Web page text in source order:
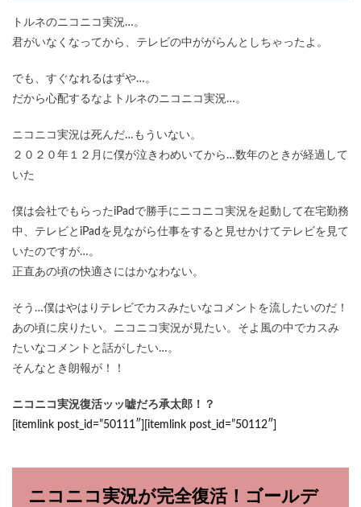
トルネのニコニコ実況…。
君がいなくなってから、テレビの中ががらんとしちゃったよ。
でも、すぐなれるはずや…。
だから心配するなよトルネのニコニコ実況…。
ニコニコ実況は死んだ…もういない。
２０２０年１２月に僕が泣きわめいてから…数年のときが経過して
いた
僕は会社でもらったiPadで勝手にニコニコ実況を起動して在宅勤務
中、テレビとiPadを見ながら仕事をすると見せかけてテレビを見て
いたのですが…。
正直あの頃の快適さにはかなわない。
そう…僕はやはりテレビでカスみたいなコメントを流したいのだ！
あの頃に戻りたい。ニコニコ実況が見たい。そよ風の中でカスみ
たいなコメントと話がしたい…。
そんなとき朗報が！！
ニコニコ実況復活ッッ嘘だろ承太郎！？
[itemlink post_id=”50111″][itemlink post_id=”50112″]
ニコニコ実況が完全復活！ゴールデ